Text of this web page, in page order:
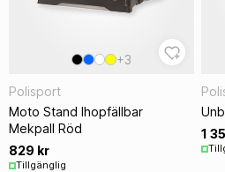
+3
Polisport
Moto Stand Ihopfällbar
Mekpall Röd
829 kr
Tillgänglig
1